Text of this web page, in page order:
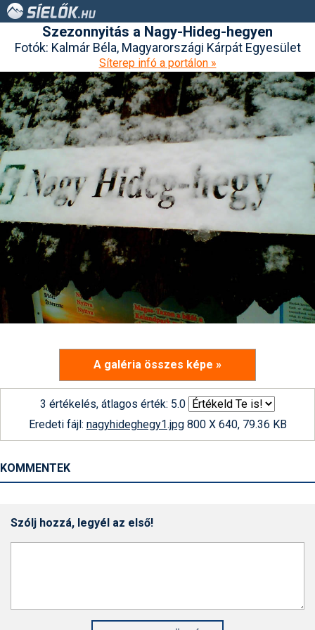
Szezonnyitás a Nagy-Hideg-hegyen
Fotók: Kalmár Béla, Magyarországi Kárpát Egyesület
Síterep infó a portálon »
A galéria összes képe »
3 értékelés, átlagos érték: 5.0
Eredeti fájl: nagyhideghegy1.jpg800 X 640, 79.36 KB
KOMMENTEK
Szólj hozzá, legyél az első!